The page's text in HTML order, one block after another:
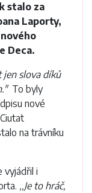
stalo za
Laporty,
Deca.
jen slova díků
To byly
nové
na trávníku
vyjádřil i
,,Je to hráč,